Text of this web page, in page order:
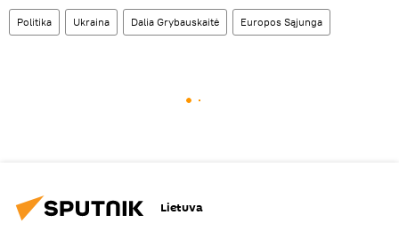
Politika Ukraina Dalia Grybauskaitė Europos Sąjunga
Lietuva